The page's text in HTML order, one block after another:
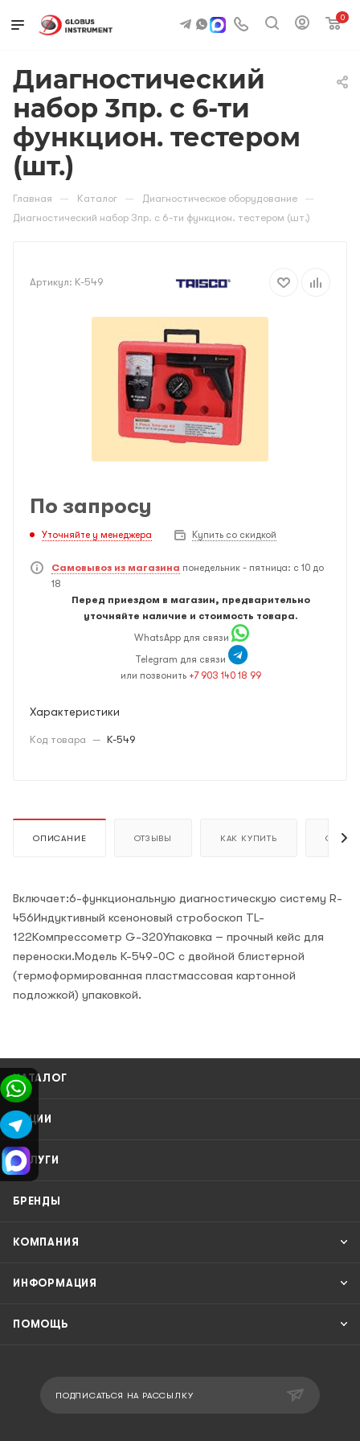
0
Диагностический
набор 3пр. с 6-ти
функцион. тестером
(шт.)
Главная — Каталог — Диагностическое оборудование —
Диагностический набор 3пр. с 6-ти функцион. тестером (шт.)
Артикул: K-549
По запросу
Уточняйте у менеджера Купить со скидкой
Самовывоз из магазина понедельник - пятница: с 10 до
18
Перед приездом в магазин, предварительно
уточняйте наличие и стоимость товара.
WhatsApp для связи
Telegram для связи
или позвонить +7 903 140 18 99
Характеристики
Код товара — K-549
ОПИСАНИЕ ОТЗЫВЫ КАК КУПИТЬ ОПЛАТА
Включает:6-функциональную диагностическую систему R-
456Индуктивный ксеноновый стробоскоп TL-
122Компрессометр G-320Упаковка – прочный кейс для
переноски.Модель К-549-0С с двойной блистерной
(термоформированная пластмассовая картонной
подложкой) упаковкой.
КАТАЛОГ
АКЦИИ
УСЛУГИ
БРЕНДЫ
КОМПАНИЯ
ИНФОРМАЦИЯ
ПОМОЩЬ
ПОДПИСАТЬСЯ НА РАССЫЛКУ